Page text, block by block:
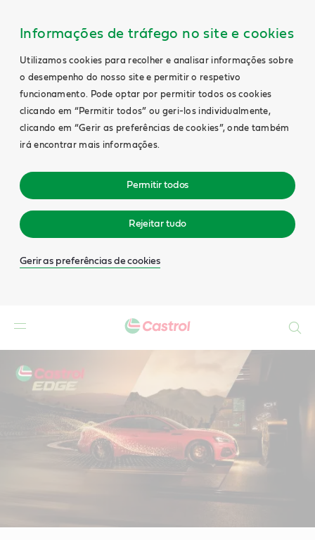
Informações de tráfego no site e cookies
Utilizamos cookies para recolher e analisar informações sobre
o desempenho do nosso site e permitir o respetivo
funcionamento. Pode optar por permitir todos os cookies
clicando em “Permitir todos” ou geri-los individualmente,
clicando em “Gerir as preferências de cookies”, onde também
irá encontrar mais informações.
Permitir todos
Rejeitar tudo
Gerir as preferências de cookies